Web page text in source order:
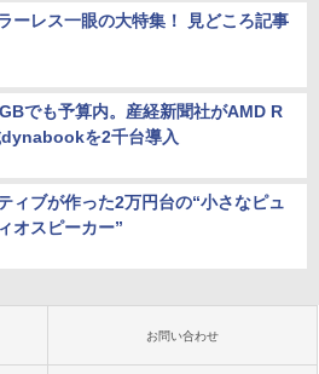
ーレス一眼の大特集！ 見どころ記事
でも予算内。産経新聞社がAMD R
を2千台導入
ィブが作った2万円台の“小さなピュ
オスピーカー”
お問い合わせ